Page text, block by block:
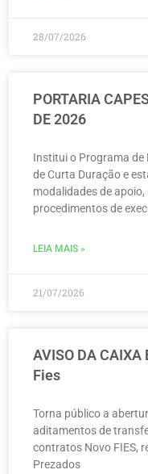
28/07/2026
PORTARIA
DE 2026
Institui o Programa de
de Curta Duração e
modalidades de
procedimentos de
LEIA MAIS »
21/07/2026
AVISO DA CAIXA
Fies
Torna público a
aditamentos de
contratos Novo FIES,
Prezados